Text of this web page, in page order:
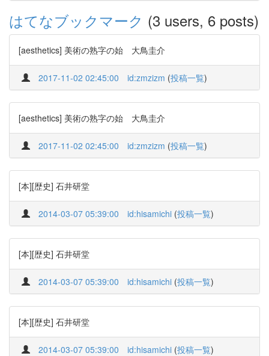
はてなブックマーク (3 users, 6 posts)
[aesthetics] 美術の熟字の始 大鳥圭介
2017-11-02 02:45:00 id:zmzizm (投稿一覧)
[aesthetics] 美術の熟字の始 大鳥圭介
2017-11-02 02:45:00 id:zmzizm (投稿一覧)
[本][歴史] 石井研堂
2014-03-07 05:39:00 id:hisamichi (投稿一覧)
[本][歴史] 石井研堂
2014-03-07 05:39:00 id:hisamichi (投稿一覧)
[本][歴史] 石井研堂
2014-03-07 05:39:00 id:hisamichi (投稿一覧)